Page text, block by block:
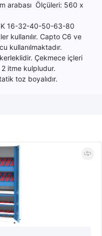
arabası Ölçüleri: 560 x
16-32-40-50-63-80
kullanılır. Capto C6 ve
kullanılmaktadır.
Çekmece içleri
itme kulpludur.
toz boyalıdır.